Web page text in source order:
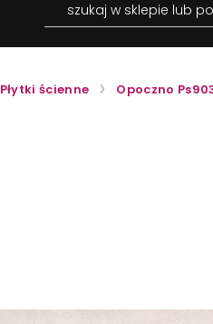
szukaj w sklepie lub
Płytki ścienne Opoczno